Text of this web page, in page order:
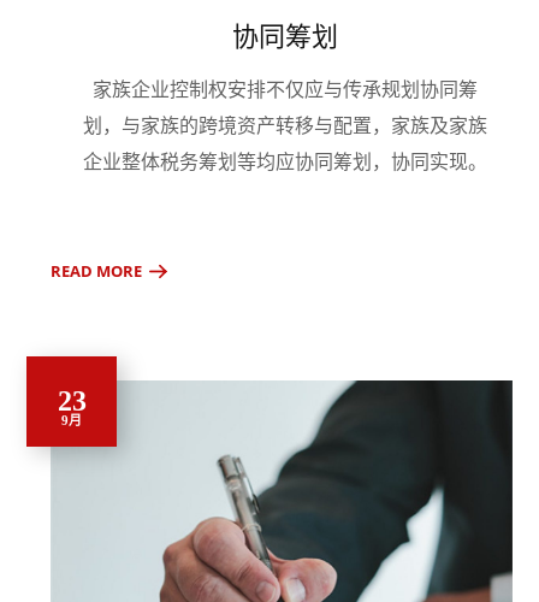
协同筹划
家族企业控制权安排不仅应与传承规划协同筹
划，与家族的跨境资产转移与配置，家族及家族
企业整体税务筹划等均应协同筹划，协同实现。
READ MORE
23
9月